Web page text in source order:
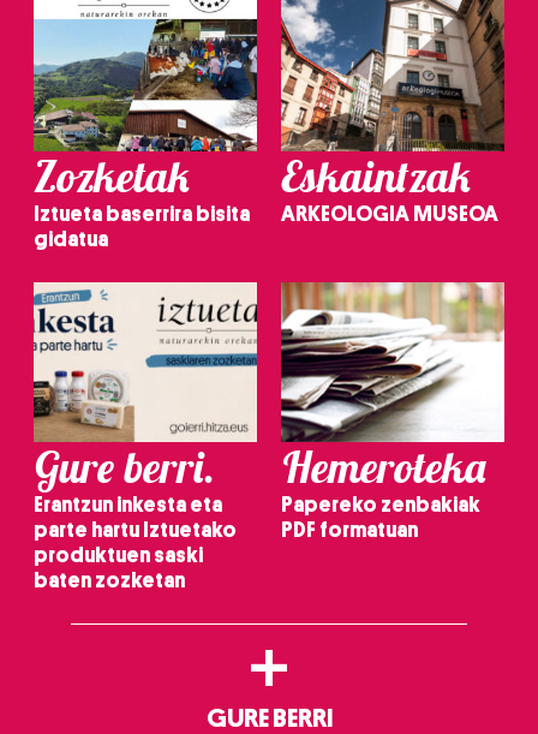
Zozketak
Iztueta baserrira bisita
gidatua
Eskaintzak
ARKEOLOGIA MUSEOA
Gure berri.
Erantzun inkesta eta
parte hartu Iztuetako
produktuen saski
baten zozketan
Hemeroteka
Papereko zenbakiak
PDF formatuan
+
GURE BERRI